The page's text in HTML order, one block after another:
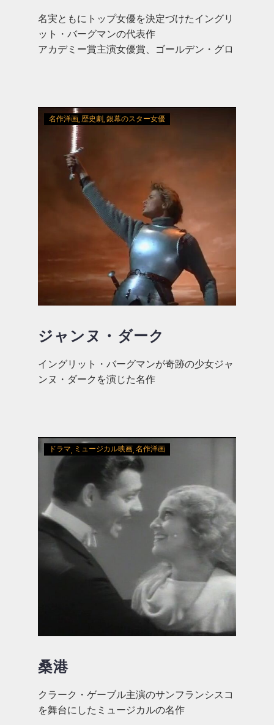
名実ともにトップ女優を決定づけたイングリ
ット・バーグマンの代表作
アカデミー賞主演女優賞、ゴールデン・グロ
名作洋画 歴史劇 銀幕のスター女優
ジャンヌ・ダーク
イングリット・バーグマンが奇跡の少女ジャ
ンヌ・ダークを演じた名作
ドラマ ミュージカル映画 名作洋画
桑港
クラーク・ゲーブル主演のサンフランシスコ
を舞台にしたミュージカルの名作